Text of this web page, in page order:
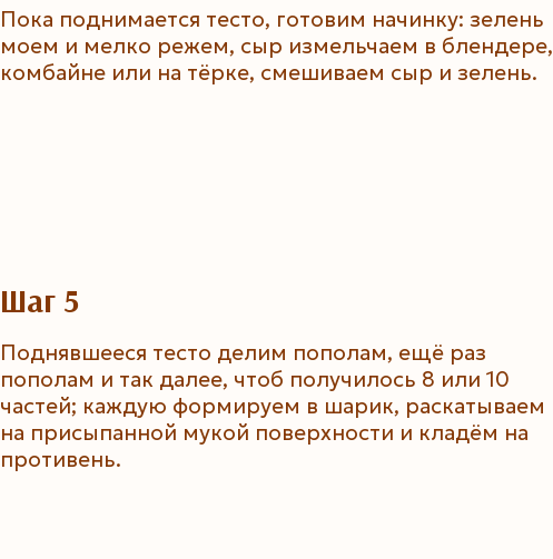
Пока поднимается тесто, готовим начинку: зелень
моем и мелко режем, сыр измельчаем в блендере,
комбайне или на тёрке, смешиваем сыр и зелень.
Шаг 5
Поднявшееся тесто делим пополам, ещё раз
пополам и так далее, чтоб получилось 8 или 10
частей; каждую формируем в шарик, раскатываем
на присыпанной мукой поверхности и кладём на
противень.